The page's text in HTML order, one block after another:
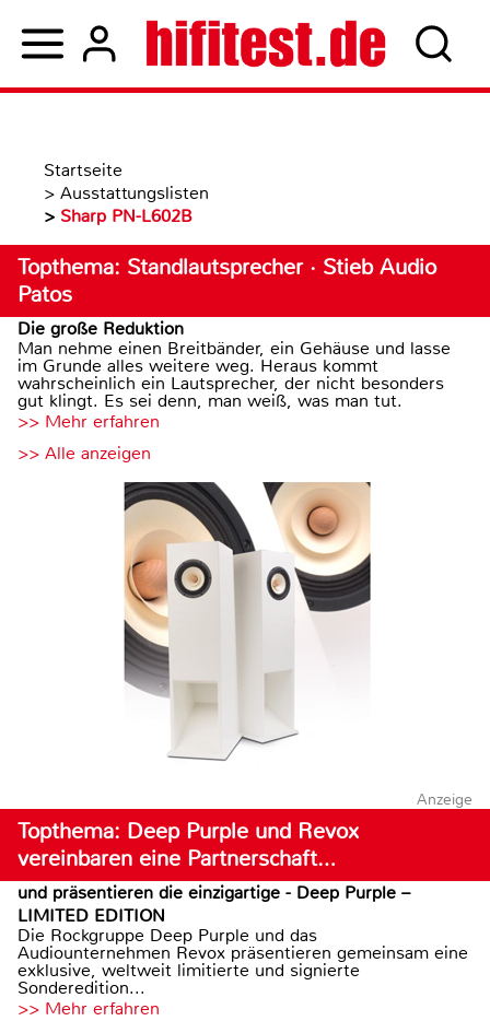
Startseite
> Ausstattungslisten
> Sharp PN-L602B
Topthema: Standlautsprecher · Stieb Audio
Patos
Die große Reduktion
Man nehme einen Breitbänder, ein Gehäuse und lasse
im Grunde alles weitere weg. Heraus kommt
wahrscheinlich ein Lautsprecher, der nicht besonders
gut klingt. Es sei denn, man weiß, was man tut.
>> Mehr erfahren
>> Alle anzeigen
Anzeige
Topthema: Deep Purple und Revox
vereinbaren eine Partnerschaft…
und präsentieren die einzigartige - Deep Purple –
LIMITED EDITION
Die Rockgruppe Deep Purple und das
Audiounternehmen Revox präsentieren gemeinsam eine
exklusive, weltweit limitierte und signierte
Sonderedition...
>> Mehr erfahren